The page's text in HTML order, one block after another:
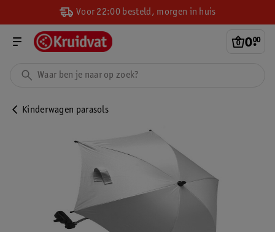
Voor 22:00 besteld, morgen in huis
0.
00
Kinderwagen parasols